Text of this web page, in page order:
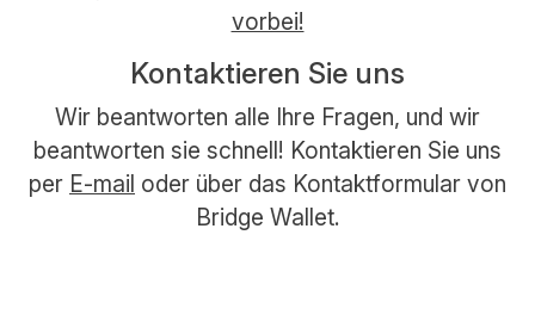
vorbei!
Kontaktieren Sie uns
Wir beantworten alle Ihre Fragen, und wir
beantworten sie schnell! Kontaktieren Sie uns
per E-mail oder über das Kontaktformular von
Bridge Wallet.